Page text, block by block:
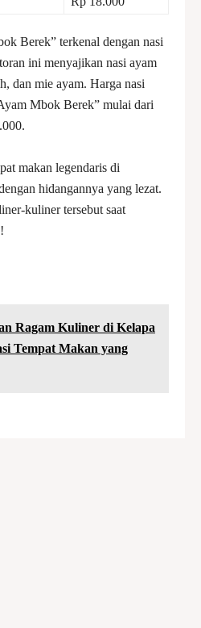
Berek” terkenal dengan nasi
ini menyajikan nasi ayam
dan mie ayam. Harga nasi
Mbok Berek” mulai dari
makan legendaris di
hidangannya yang lezat.
kuliner tersebut saat
Ragam Kuliner di Kelapa
Tempat Makan yang